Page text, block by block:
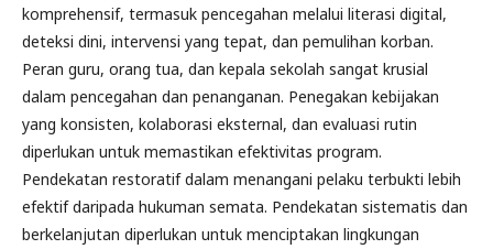
komprehensif, termasuk pencegahan melalui literasi digital,
deteksi dini, intervensi yang tepat, dan pemulihan korban.
Peran guru, orang tua, dan kepala sekolah sangat krusial
dalam pencegahan dan penanganan. Penegakan kebijakan
yang konsisten, kolaborasi eksternal, dan evaluasi rutin
diperlukan untuk memastikan efektivitas program.
Pendekatan restoratif dalam menangani pelaku terbukti lebih
efektif daripada hukuman semata. Pendekatan sistematis dan
berkelanjutan diperlukan untuk menciptakan lingkungan